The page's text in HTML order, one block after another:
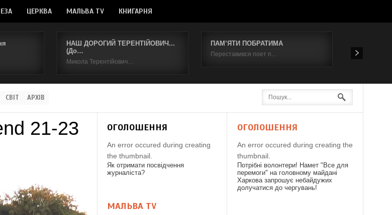
ЦЕРКВА МАЛЬВА TV КНИГАРНЯ
НАШ ДОРОГИЙ ТЕРЕНТІЙОВИЧ...
(До…
Микола Терентійович…
ПАМ’ЯТИ ПОБРАТИМА
Переставився поет п… 19 червня
СВІТ АРХІВ
21-23
ОГОЛОШЕННЯ
An error occured during creating
the thumbnail.
Як отримати посвідчення
журналіста?
МАЛЬВА TV
ОГОЛОШЕННЯ
An error occured during creating the
thumbnail.
Потрібні волонтери! Намет "Все для
перемоги" на головному майдані
Харкова запрошує небайдужих
долучатися до чергувань!